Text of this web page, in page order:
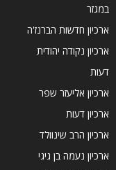
במגזר
ארכיון חדשות הברנז'ה
ארכיון נקודה יהודית
דעות
ארכיון אליעזר שפר
ארכיון דעות
ארכיון הרב שינוולד
ארכיון נעמה בן גיגי